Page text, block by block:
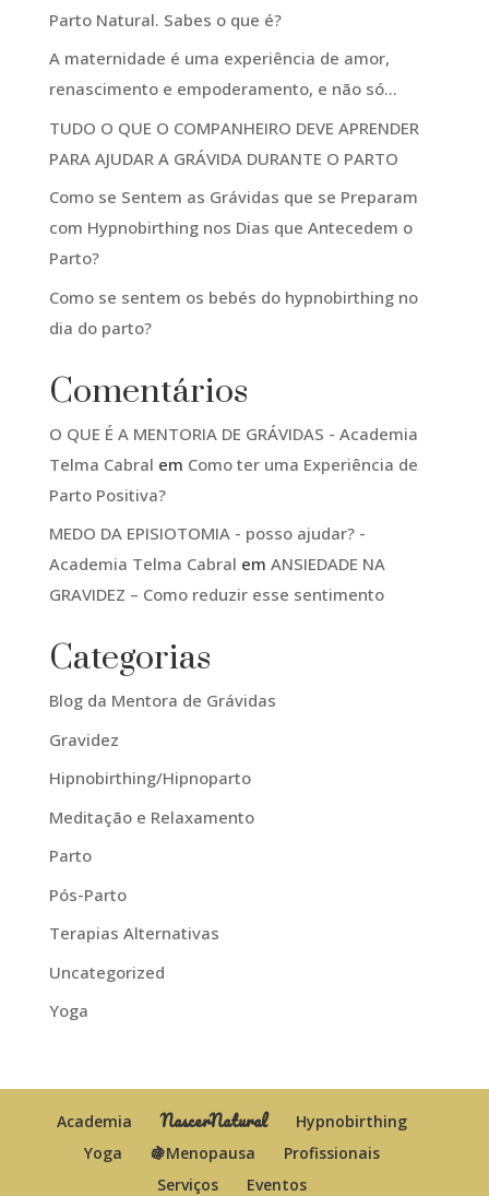
Parto Natural. Sabes o que é?
A maternidade é uma experiência de amor,
renascimento e empoderamento, e não só…
TUDO O QUE O COMPANHEIRO DEVE APRENDER
PARA AJUDAR A GRÁVIDA DURANTE O PARTO
Como se Sentem as Grávidas que se Preparam
com Hypnobirthing nos Dias que Antecedem o
Parto?
Como se sentem os bebés do hypnobirthing no
dia do parto?
Comentários
O QUE É A MENTORIA DE GRÁVIDAS - Academia
Telma Cabral em Como ter uma Experiência de
Parto Positiva?
MEDO DA EPISIOTOMIA - posso ajudar? -
Academia Telma Cabral em ANSIEDADE NA
GRAVIDEZ – Como reduzir esse sentimento
Categorias
Blog da Mentora de Grávidas
Gravidez
Hipnobirthing/Hipnoparto
Meditação e Relaxamento
Parto
Pós-Parto
Terapias Alternativas
Uncategorized
Yoga
Academia NascerNatural
Hypnobirthing
Yoga
🍇Menopausa
Profissionais
Serviços
Eventos